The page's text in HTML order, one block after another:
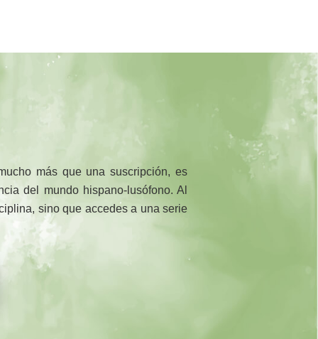
más que una suscripción, es
del mundo hispano-lusófono. Al
sino que accedes a una serie